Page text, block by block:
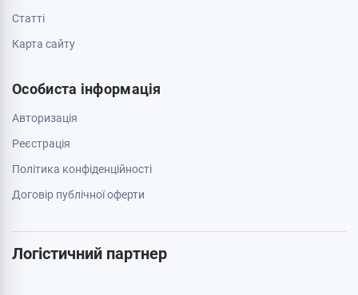
Cтатті
Карта сайту
Особиста інформація
Авторизація
Реєстрація
Політика конфіденційності
Договір публічної оферти
Логістичний партнер